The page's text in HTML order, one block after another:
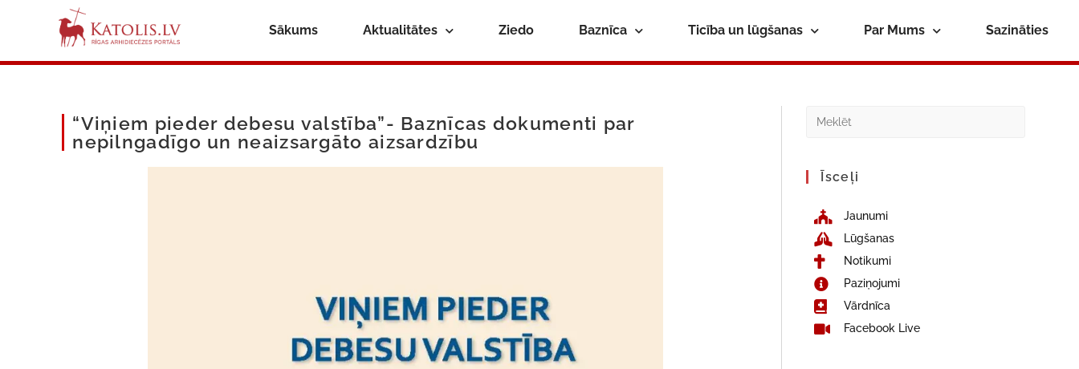
Sākums Aktualitātes Ziedo Baznīca Ticība un lūgšanas Par Mums Sazināties
“Viņiem pieder debesu valstība”- Baznīcas dokumenti par
nepilngadīgo un neaizsargāto aizsardzību
Īsceļi
Jaunumi
Lūgšanas
Notikumi
Paziņojumi
Vārdnīca
Facebook Live